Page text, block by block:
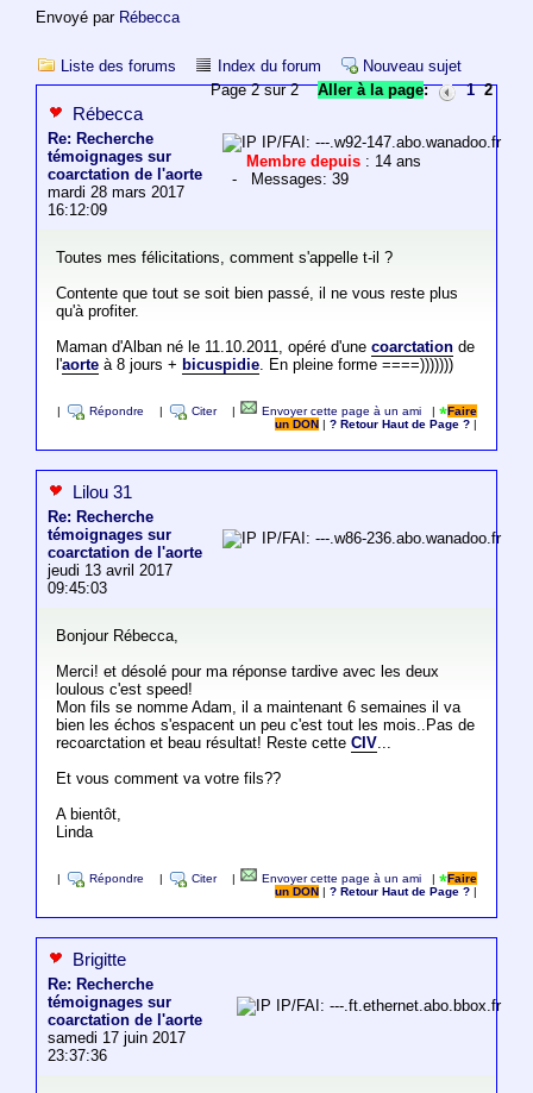
Envoyé par Rébecca
Liste des forums Index du forum
Nouveau sujet
Page 2 sur 2Aller à la page: 1 2
Rébecca
Re: Recherche
témoignages sur
coarctation de l'aorte
mardi 28 mars 2017
16:12:09
IP/FAI: ---.w92-147.abo.wanadoo.fr
Membre depuis : 14 ans
- Messages: 39
Toutes mes félicitations, comment s'appelle t-il ?
Contente que tout se soit bien passé, il ne vous reste plus
qu'à profiter.
Maman d'Alban né le 11.10.2011, opéré d'une coarctationde
l'aorteà 8 jours + bicuspidie. En pleine forme ====)))))))
Répondre Citer Envoyer cette page à un ami |
Faire
un DON
|? Retour Haut de Page ?
Lilou 31
Re: Recherche
témoignages sur
coarctation de l'aorte
jeudi 13 avril 2017
09:45:03
IP/FAI: ---.w86-236.abo.wanadoo.fr
Bonjour Rébecca,
Merci! et désolé pour ma réponse tardive avec les deux
loulous c'est speed!
Mon fils se nomme Adam, il a maintenant 6 semaines il va
bien les échos s'espacent un peu c'est tout les mois..Pas de
recoarctation et beau résultat! Reste cette CIV...
Et vous comment va votre fils??
A bientôt,
Linda
Répondre Citer Envoyer cette page à un ami |
Faire
un DON
|? Retour Haut de Page ?
Brigitte
Re: Recherche
témoignages sur
coarctation de l'aorte
samedi 17 juin 2017
23:37:36
IP/FAI: ---.ft.ethernet.abo.bbox.fr